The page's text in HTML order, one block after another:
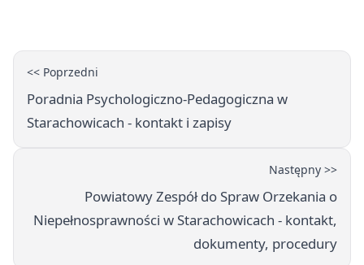
<< Poprzedni
Poradnia Psychologiczno-Pedagogiczna w
Starachowicach - kontakt i zapisy
Następny >>
Powiatowy Zespół do Spraw Orzekania o
Niepełnosprawności w Starachowicach - kontakt,
dokumenty, procedury